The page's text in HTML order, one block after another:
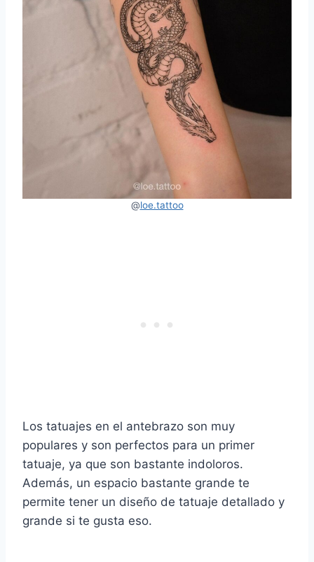
@loe.tattoo
Los tatuajes en el antebrazo son muy
populares y son perfectos para un primer
tatuaje, ya que son bastante indoloros.
Además, un espacio bastante grande te
permite tener un diseño de tatuaje detallado y
grande si te gusta eso.